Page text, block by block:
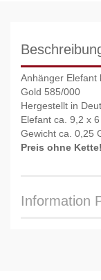
Anhänger Elefant
Gold 585/000
Hergestellt in
Elefant ca. 9,2 x
Gewicht ca. 0,25
Preis ohne Kette!
Information